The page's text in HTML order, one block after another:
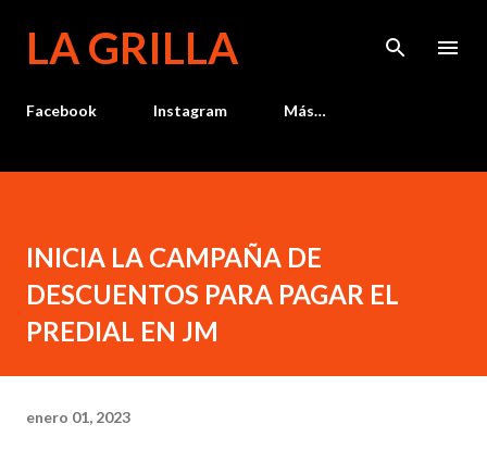
LA GRILLA
Facebook Instagram Más…
INICIA LA CAMPAÑA DE
DESCUENTOS PARA PAGAR EL
PREDIAL EN JM
enero 01, 2023